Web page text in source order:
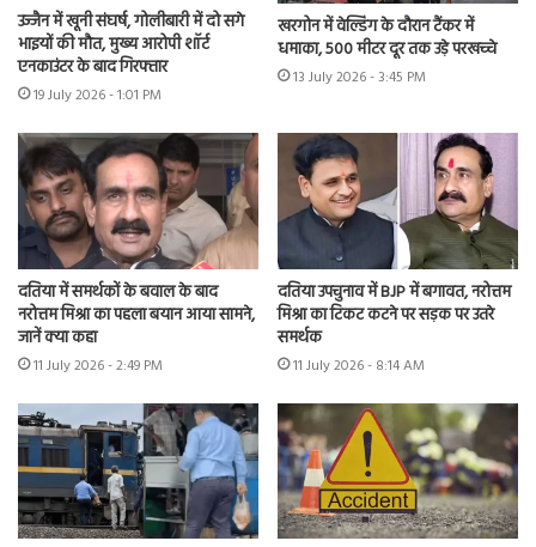
उज्जैन में खूनी संघर्ष, गोलीबारी में दो सगे
भाइयों की मौत, मुख्य आरोपी शॉर्ट
एनकाउंटर के बाद गिरफ्तार
19 July 2026 - 1:01 PM
खरगोन में वेल्डिंग के दौरान टैंकर में
धमाका, 500 मीटर दूर तक उड़े परखच्चे
13 July 2026 - 3:45 PM
दतिया में समर्थकों के बवाल के बाद
नरोत्तम मिश्रा का पहला बयान आया सामने,
जानें क्या कहा
11 July 2026 - 2:49 PM
दतिया उपचुनाव में BJP में बगावत, नरोत्तम
मिश्रा का टिकट कटने पर सड़क पर उतरे
समर्थक
11 July 2026 - 8:14 AM